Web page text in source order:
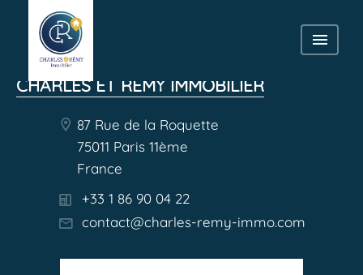
CHARLES ET REMY IMMOBILIER
87 Rue de la Roquette
75011 Paris 11ème
France
+33 1 86 90 04 22
contact@charles-remy-immo.com